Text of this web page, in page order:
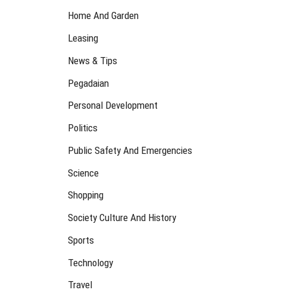
Home And Garden
Leasing
News & Tips
Pegadaian
Personal Development
Politics
Public Safety And Emergencies
Science
Shopping
Society Culture And History
Sports
Technology
Travel